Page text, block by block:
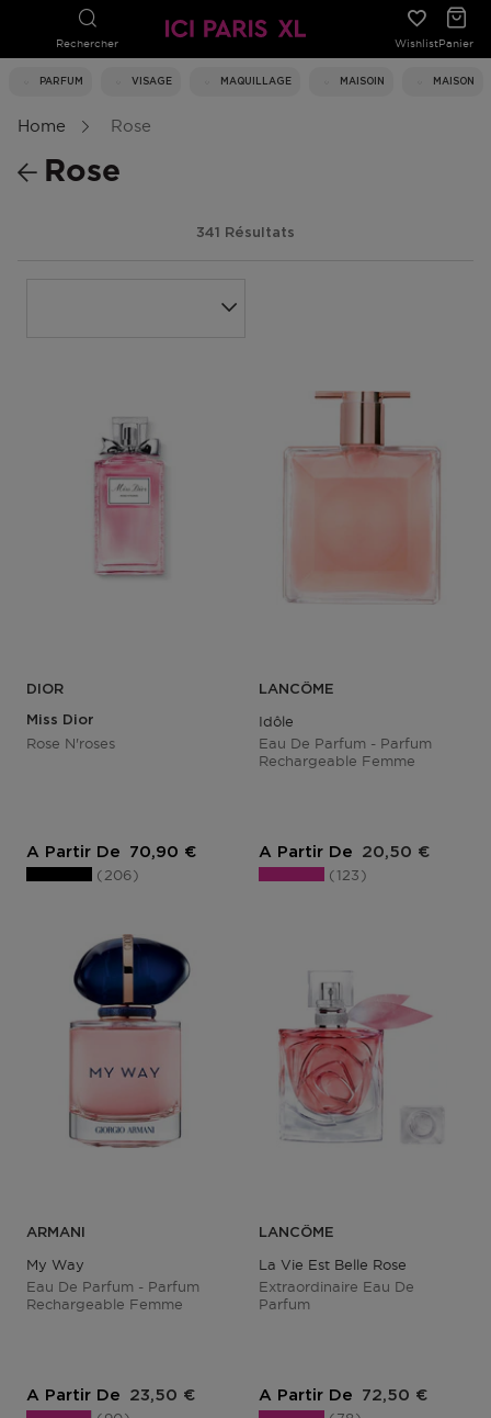
Rechercher WishlistPanier
PARFUM VISAGE MAQUILLAGE MAISOIN MAISON
Home Rose
Rose
341 Résultats
DIOR
Miss Dior
Rose N'roses
A Partir De Prix du produit
70,90 €
206
LANCÔME
Idôle
Eau De Parfum - Parfum
Rechargeable Femme
A Partir De Prix du produit
20,50 €
123
ARMANI
My Way
Eau De Parfum - Parfum
Rechargeable Femme
A Partir De Prix du produit
23,50 €
LANCÔME
La Vie Est Belle Rose
Extraordinaire Eau De
Parfum
A Partir De Prix du produit
72,50 €